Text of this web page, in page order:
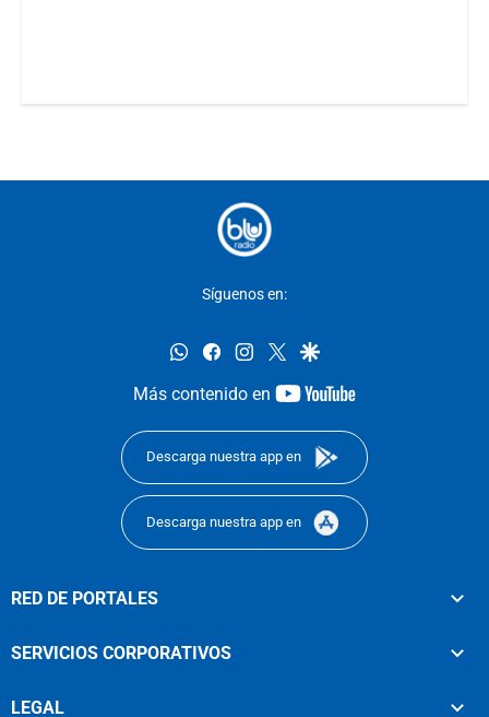
Síguenos en:
whatsappfacebookinstagram
twittergoogle
Más contenido en
youtube-
Descarga nuestra app en
Descarga nuestra app en
RED DE PORTALES
SERVICIOS CORPORATIVOS
LEGAL